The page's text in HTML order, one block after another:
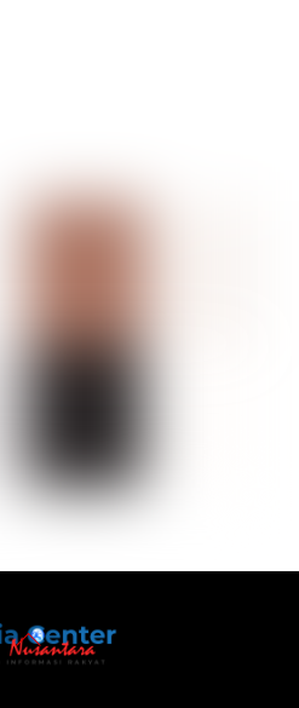
Back
To